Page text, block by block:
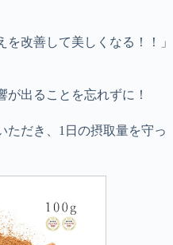
を改善して美しくなる！！」
出ることを忘れずに！
ただき、1日の摂取量を守っ